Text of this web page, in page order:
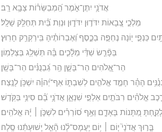
אֲדֹנָ֥י יִתֶּן־אֹ֑מֶר הַֽ֝מְבַשְּׂר֗וֹת צָבָ֥א רָֽב׃
מַלְכֵ֣י צְ֭בָאוֹת יִדֹּד֣וּן יִדֹּד֑וּן וּנְוַת בַּ֝֗יִת תְּחַלֵּ֥ק שָׁלָֽל׃
כַּנְפֵ֣י י֭וֹנָה נֶחְפָּ֣ה בַכֶּ֑סֶף וְ֝אֶבְרוֹתֶ֗יהָ בִּֽירַקְרַ֥ק חָרֽוּץ׃
בְּפָ֘רֵ֤שׂ שַׁדַּ֓י מְלָ֘כִ֤ים בָּ֗הּ תַּשְׁלֵ֥ג בְּצַלְמֽוֹן׃
הַר־אֱ֭לֹהִים הַר־בָּשָׁ֑ן הַ֥ר גַּ֝בְנֻנִּ֗ים הַר־בָּשָֽׁן׃
הָהָ֗ר חָמַ֣ד אֱלֹהִ֣ים לְשִׁבְתּ֑וֹ אַף־יְ֝הוָ֗ה יִשְׁכֹּ֥ן לָנֶֽצַח׃
אֱלֹהִ֗ים רִבֹּתַ֣יִם אַלְפֵ֣י שִׁנְאָ֑ן אֲדֹנָ֥י בָ֝֗ם סִינַ֥י בַּקֹּֽדֶשׁ׃
מַ֭תָּנוֹת בָּאָדָ֑ם וְאַ֥ף ס֝וֹרְרִ֗ים לִשְׁכֹּ֤ן ׀ יָ֬הּ אֱלֹהִֽים׃
בָּ֤ר֣וּךְ אֲדֹנָי֮ י֤וֹם ׀ י֥וֹם יַֽעֲמָס־לָ֗נוּ הָ֘אֵ֤ל יְֽשׁוּעָתֵ֬נוּ סֶֽלָה׃